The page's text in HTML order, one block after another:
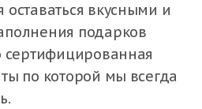
вкусными и
подарков
сертифицированная
по которой мы всегда